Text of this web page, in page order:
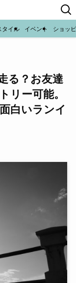
タイル イベント ショッ
る？お友達
リー可能。
白いランイ